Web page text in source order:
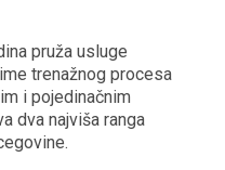
pruža usluge
trenažnog procesa
i pojedinačnim
dva najviša ranga